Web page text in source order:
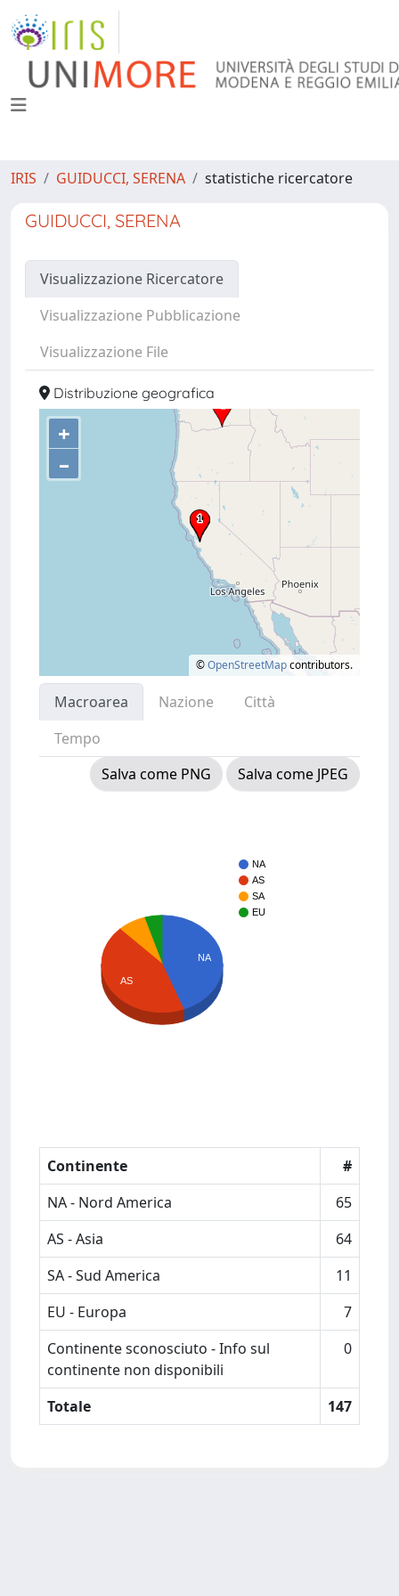
IRIS GUIDUCCI, SERENA statistiche ricercatore
GUIDUCCI, SERENA
Visualizzazione Ricercatore
Visualizzazione Pubblicazione
Visualizzazione File
Distribuzione geografica
+
–
©OpenStreetMapcontributors.
Macroarea Nazione
Città
Tempo
Salva come PNG
Salva come JPEG
NA
AS
SA
EU
NA
AS
Continente
#
NA - Nord America
65
AS - Asia
64
SA - Sud America
11
EU - Europa
7
Continente sconosciuto - Info sul
continente non disponibili
0
Totale 147